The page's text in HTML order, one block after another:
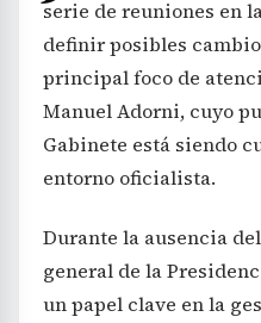
serie de reuniones en
definir posibles
principal foco de
Manuel Adorni, cuyo
Gabinete está siendo
entorno oficialista.
Durante la ausencia
general de la
un papel clave en la